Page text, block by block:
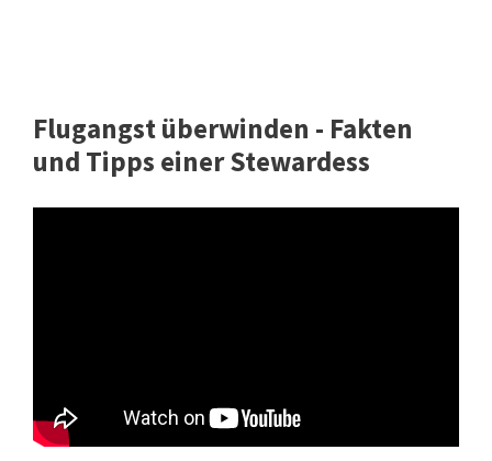
Flugangst überwinden - Fakten
und Tipps einer Stewardess